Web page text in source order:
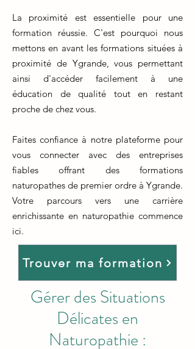
La proximité est essentielle pour une
formation réussie. C'est pourquoi nous
mettons en avant les formations situées à
proximité de Ygrande, vous permettant
ainsi d'accéder facilement à une
éducation de qualité tout en restant
proche de chez vous.
Faites confiance à notre plateforme pour
vous connecter avec des entreprises
fiables offrant des formations
naturopathes de premier ordre à Ygrande.
Votre parcours vers une carrière
enrichissante en naturopathie commence
ici.
Trouver ma formation
Gérer des Situations
Délicates en
Naturopathie :